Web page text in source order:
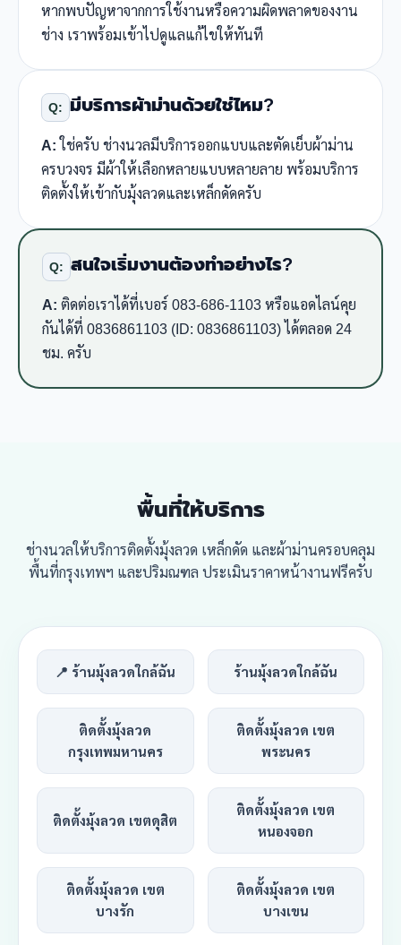
หากพบปัญหาจากการใช้งานหรือความผิดพลาดของงาน
ช่าง เราพร้อมเข้าไปดูแลแก้ไขให้ทันที
Q: มีบริการผ้าม่านด้วยใช่ไหม?
A:ใช่ครับ ช่างนวลมีบริการออกแบบและตัดเย็บผ้าม่าน
ครบวงจร มีผ้าให้เลือกหลายแบบหลายลาย พร้อมบริการ
ติดตั้งให้เข้ากับมุ้งลวดและเหล็กดัดครับ
Q: สนใจเริ่มงานต้องทำอย่างไร?
A: ติดต่อเราได้ที่เบอร์ 083-686-1103 หรือแอดไลน์คุย
กันได้ที่ 0836861103 (ID: 0836861103) ได้ตลอด 24
ชม. ครับ
พื้นที่ให้บริการ
ช่างนวลให้บริการติดตั้งมุ้งลวด เหล็กดัด และผ้าม่านครอบคลุม
พื้นที่กรุงเทพฯ และปริมณฑล ประเมินราคาหน้างานฟรีครับ
📍 ร้านมุ้งลวดใกล้ฉัน ร้านมุ้งลวดใกล้ฉัน
ติดตั้งมุ้งลวด
กรุงเทพมหานคร
ติดตั้งมุ้งลวด เขต
พระนคร
ติดตั้งมุ้งลวด เขตดุสิต
ติดตั้งมุ้งลวด เขต
หนองจอก
ติดตั้งมุ้งลวด เขต
บางรัก
ติดตั้งมุ้งลวด เขต
บางเขน